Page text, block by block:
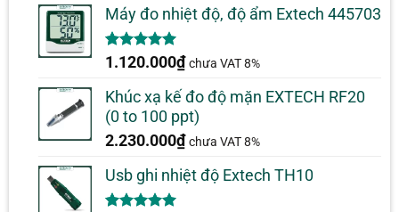
Máy đo nhiệt độ, độ ẩm Extech 445703
5.00trên 5
1
đánh giá
1.120.000₫ chưa VAT 8%
Khúc xạ kế đo độ mặn EXTECH RF20
(0 to 100 ppt)
2.230.000₫ chưa VAT 8%
Usb ghi nhiệt độ Extech TH10